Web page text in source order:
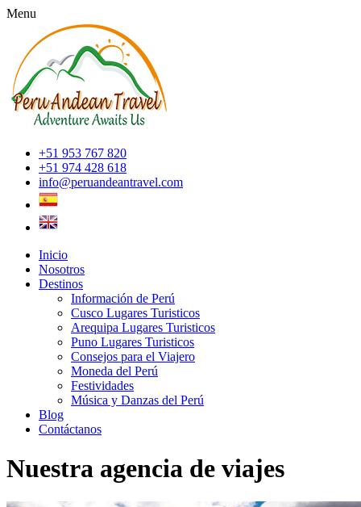
Menu
+51 953 767 820
+51 974 428 618
info@peruandeantravel.com
Inicio
Nosotros
Destinos
Información de Perú
Cusco Lugares Turisticos
Arequipa Lugares Turisticos
Puno Lugares Turisticos
Consejos para el Viajero
Moneda del Perú
Festividades
Música y Danzas del Perú
Blog
Contáctanos
Nuestra agencia de viajes